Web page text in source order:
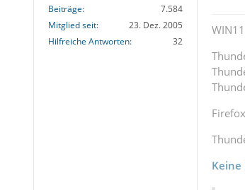
Beiträge
7.584
Mitglied seit
23. Dez. 2005
Hilfreiche Antworten
32
Keine